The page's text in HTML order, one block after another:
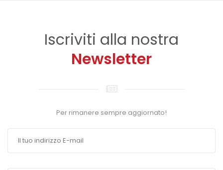
Iscriviti alla nostra
Newsletter
Per rimanere sempre aggiornato!